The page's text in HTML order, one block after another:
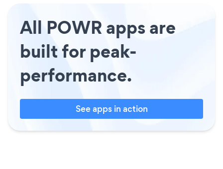
All POWR apps are
built for peak-
performance.
See apps in action